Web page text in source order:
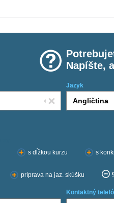
Napíšte,
Jazyk
s dĺžkou kurzu s
príprava na jaz. skúšku
Kontaktný